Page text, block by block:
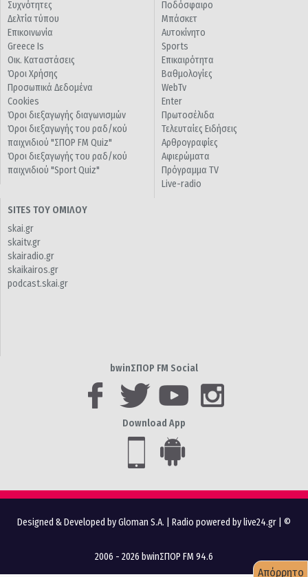
Συχνότητες
Δελτία τύπου
Επικοινωνία
Greece Is
Οικ. Καταστάσεις
Όροι Χρήσης
Προσωπικά Δεδομένα
Cookies
Όροι διεξαγωγής διαγωνισμών
Όροι διεξαγωγής του ραδ/κού
παιχνιδιού "ΣΠΟΡ FM Quiz"
Όροι διεξαγωγής του ραδ/κού
παιχνιδιού "Sport Quiz"
Ποδόσφαιρο
Μπάσκετ
Αυτοκίνητο
Sports
Επικαιρότητα
Βαθμολογίες
WebTv
Enter
Πρωτοσέλιδα
Τελευταίες Ειδήσεις
Αρθρογραφίες
Αφιερώματα
Πρόγραμμα TV
Live-radio
SITES ΤΟΥ ΟΜΙΛΟΥ
skai.gr
skaitv.gr
skairadio.gr
skaikairos.gr
podcast.skai.gr
bwinΣΠΟΡ FM Social
Download App
Designed & Developed by Gloman S.A. Radio powered by live24.gr | ©
2006 - 2026 bwinΣΠΟΡ FM 94.6
Απόρρητο